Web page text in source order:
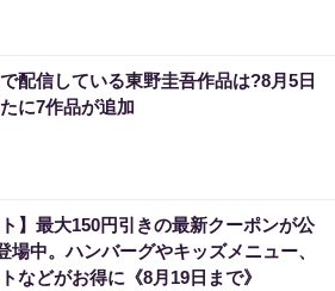
配信している東野圭吾作品は?8月5日
に7作品が追加
ト】最大150円引きの最新クーポンが公
場中。ハンバーグやキッズメニュー、
などがお得に《8月19日まで》